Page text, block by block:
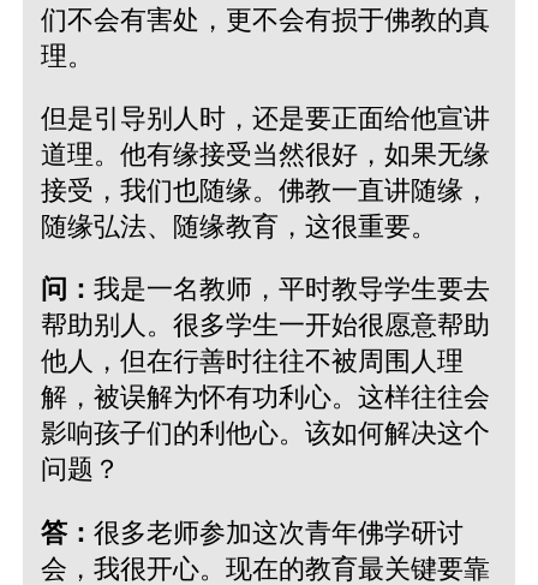
们不会有害处，更不会有损于佛教的真
理。
但是引导别人时，还是要正面给他宣讲
道理。他有缘接受当然很好，如果无缘
接受，我们也随缘。佛教一直讲随缘，
随缘弘法、随缘教育，这很重要。
问： 我是一名教师，平时教导学生要去
帮助别人。很多学生一开始很愿意帮助
他人，但在行善时往往不被周围人理
解，被误解为怀有功利心。这样往往会
影响孩子们的利他心。该如何解决这个
问题？
答： 很多老师参加这次青年佛学研讨
会，我很开心。现在的教育最关键要靠